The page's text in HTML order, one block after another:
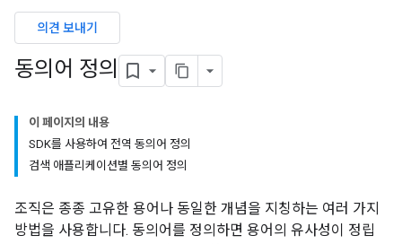
의견 보내기
동의어 정의
이 페이지의 내용
SDK를 사용하여 전역 동의어 정의
검색 애플리케이션별 동의어 정의
조직은 종종 고유한 용어나 동일한 개념을 지칭하는 여러 가지
방법을 사용합니다. 동의어를 정의하면 용어의 유사성이 정립